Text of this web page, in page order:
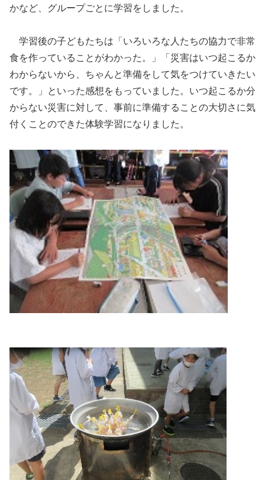
かなど、グループごとに学習をしました。
学習後の子どもたちは「いろいろな人たちの協力で非常
食を作っていることがわかった。」「災害はいつ起こるか
わからないから、ちゃんと準備をして気をつけていきたい
です。」といった感想をもっていました。いつ起こるか分
からない災害に対して、事前に準備することの大切さに気
付くことのできた体験学習になりました。